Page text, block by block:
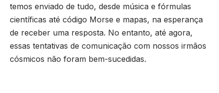
temos enviado de tudo, desde música e fórmulas
científicas até código Morse e mapas, na esperança
de receber uma resposta. No entanto, até agora,
essas tentativas de comunicação com nossos irmãos
cósmicos não foram bem-sucedidas.